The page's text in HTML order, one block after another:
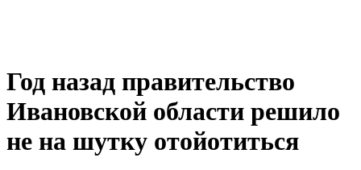
Год назад правительство
Ивановской области решило
не на шутку отойотиться